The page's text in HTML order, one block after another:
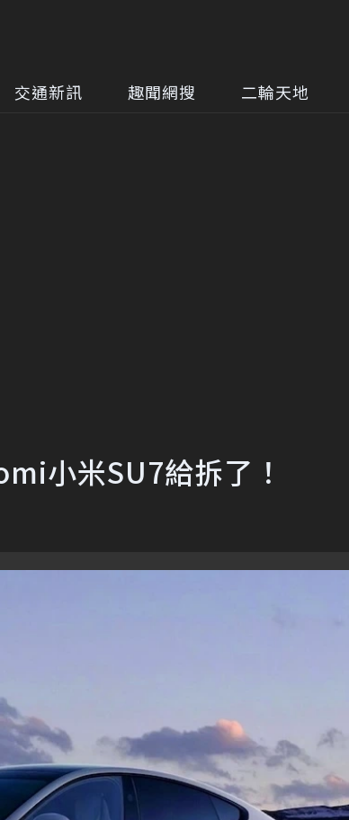
交通新訊 趣聞網搜 二輪天地
小米SU7給拆了！